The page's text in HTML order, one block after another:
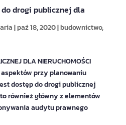
drogi publicznej dla
|paź 18, 2020|budownictwo,
DLA NIERUCHOMOŚCI
przy planowaniu
dostęp do drogi publicznej
również główny z elementów
audytu prawnego